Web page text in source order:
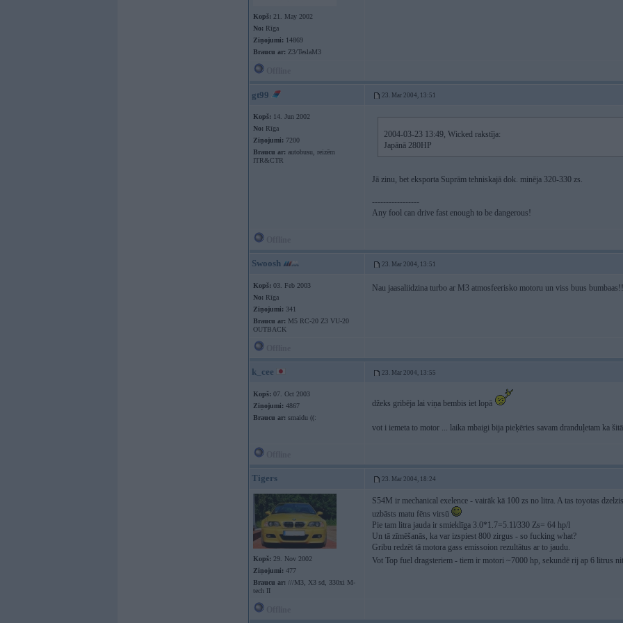
Kopš: 21. May 2002
No: Rīga
Ziņojumi: 14869
Braucu ar: Z3/TeslaM3
gt99 23. Mar 2004, 13:51
Kopš: 14. Jun 2002
No: Rīga
Ziņojumi: 7200
Braucu ar: autobusu, reizēm
ITR&CTR
2004-03-23 13:49, Wicked rakstīja:
Japānā 280HP
Jā zinu, bet eksporta Suprām tehniskajā dok. minēja 320-330 zs.
-----------------
Any fool can drive fast enough to be dangerous!
Swoosh 23. Mar 2004, 13:51
Kopš: 03. Feb 2003
No: Rīga
Ziņojumi: 341
Braucu ar: M5 RC-20 Z3 VU-20
OUTBACK
Nau jaasaliidzina turbo ar M3 atmosfeerisko motoru un viss buus
k_cee 23. Mar 2004, 13:55
Kopš: 07. Oct 2003
Ziņojumi: 4867
Braucu ar: smaidu ((:
džeks gribēja lai viņa bembis iet lopā
vot i iemeta to motor ... laika mbaigi bija pieķēries savam dranduļetam ka
Tigers 23. Mar 2004, 18:24
Kopš: 29. Nov 2002
Ziņojumi: 477
Braucu ar: ///M3, X3 sd, 330xi M-
tech II
S54M ir mechanical exelence - vairāk kā 100 zs no litra. A tas toyotas
uzbāsts matu fēns virsū
Pie tam litra jauda ir smieklīga 3.0*1.7=5.1l/330 Zs= 64 hp/l
Un tā zīmēšanās, ka var izspiest 800 zirgus - so fucking what?
Gribu redzēt tā motora gass emissoion rezultātus ar to jaudu.
Vot Top fuel dragsteriem - tiem ir motori ~7000 hp, sekundē rij ap 6 litrus